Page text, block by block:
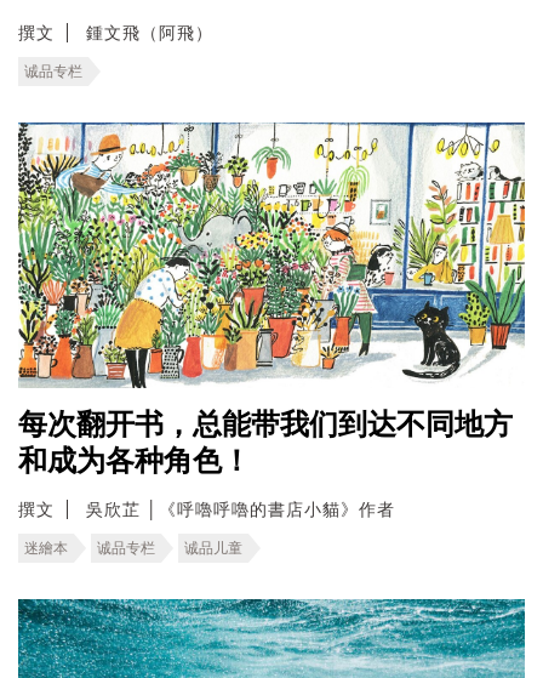
撰文 鍾文飛（阿飛）
诚品专栏
每次翻开书，总能带我们到达不同地方
和成为各种角色！
撰文 吳欣芷 │《呼嚕呼嚕的書店小貓》作者
迷繪本 诚品专栏 诚品儿童